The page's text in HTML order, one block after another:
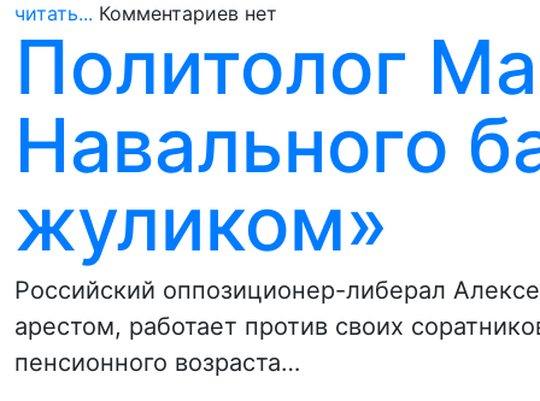
читать... Комментариев нет
Политолог
Навального
жуликом»
Российский оппозиционер-либерал
арестом, работает против своих
пенсионного возраста…